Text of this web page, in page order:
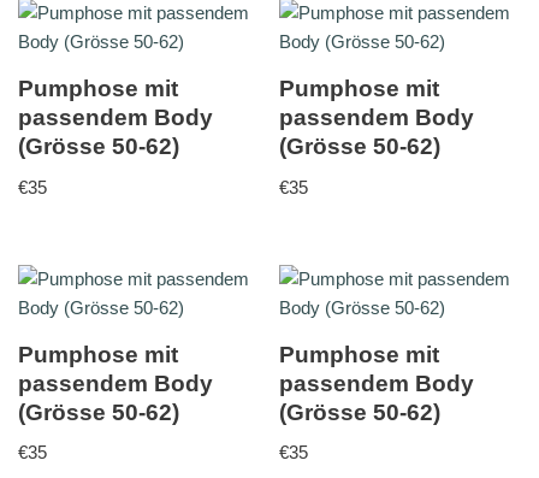
Pumphose mit
passendem Body
(Grösse 50-62)
€35
Pumphose mit
passendem Body
(Grösse 50-62)
€35
Pumphose mit
passendem Body
(Grösse 50-62)
€35
Pumphose mit
passendem Body
(Grösse 50-62)
€35